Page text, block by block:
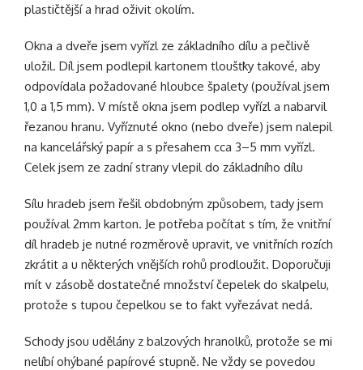
plastičtější a hrad oživit okolím.
Okna a dveře jsem vyřízl ze základního dílu a pečlivě
uložil. Díl jsem podlepil kartonem tloušťky takové, aby
odpovídala požadované hloubce špalety (používal jsem
1,0 a 1,5 mm). V místě okna jsem podlep vyřízl a nabarvil
řezanou hranu. Vyříznuté okno (nebo dveře) jsem nalepil
na kancelářský papír a s přesahem cca 3–5 mm vyřízl.
Celek jsem ze zadní strany vlepil do základního dílu
Sílu hradeb jsem řešil obdobným způsobem, tady jsem
používal 2mm karton. Je potřeba počítat s tím, že vnitřní
díl hradeb je nutné rozměrově upravit, ve vnitřních rozích
zkrátit a u některých vnějších rohů prodloužit. Doporučuji
mít v zásobě dostatečné množstvíčepelek do skalpelu,
protože s tupou čepelkou se to fakt vyřezávat nedá.
Schody jsou udělány z balzových hranolků, protože se mi
nelíbí ohýbané papírové stupně. Ne vždy se povedou